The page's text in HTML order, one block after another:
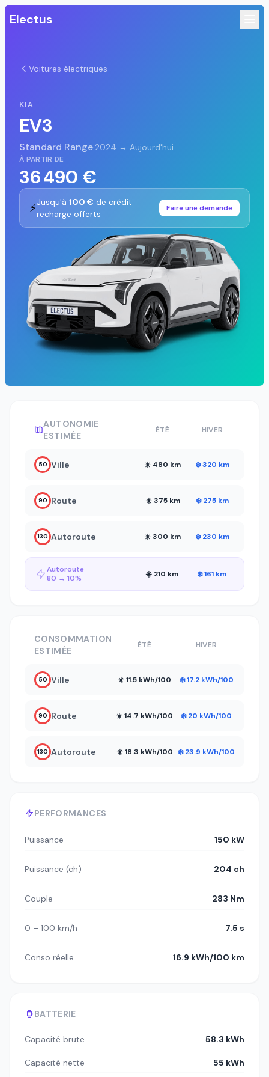
Electus
Voitures électriques
KIA
EV3
Standard Range·2024 → Aujourd'hui
À PARTIR DE
36 490 €
⚡Jusqu'à 100 € de crédit
recharge offerts
Faire une demande
AUTONOMIE
ESTIMÉE
ÉTÉ HIVER
50 Ville ☀️ 480 km ❄️ 320 km
90 Route ☀️ 375 km ❄️ 275 km
130 Autoroute ☀️ 300 km ❄️ 230 km
Autoroute
80 → 10%
☀️ 210 km ❄️ 161 km
PERFORMANCES
Puissance 150 kW
Puissance (ch) 204 ch
Couple 283 Nm
0 – 100 km/h 7.5 s
Conso réelle 16.9 kWh/100 km
BATTERIE
Capacité brute 58.3 kWh
Capacité nette 55 kWh
CONSOMMATION
ESTIMÉE
ÉTÉ HIVER
50 Ville ☀️ 11.5 kWh/100 ❄️ 17.2 kWh/100
90 Route ☀️ 14.7 kWh/100 ❄️ 20 kWh/100
130 Autoroute ☀️ 18.3 kWh/100 ❄️ 23.9 kWh/100